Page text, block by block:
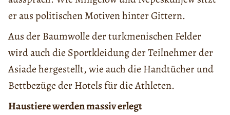
er aus politischen Motiven hinter Gittern.
Aus der Baumwolle der turkmenischen Felder
wird auch die Sportkleidung der Teilnehmer der
Asiade hergestellt, wie auch die Handtücher und
Bettbezüge der Hotels für die Athleten.
Haustiere werden massiv erlegt